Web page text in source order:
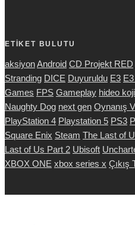
ETİKET BULUTU
aksiyonAndroid CD Projekt RED
Stranding DICE Duyuruldu E3
Games FPS Gameplay hideo
Naughty Dog next gen Oynanış
PlayStation 4 Playstation 5 PS3
Square Enix Steam The Last of
Last of Us Part 2 Ubisoft
XBOX ONE xbox series x Çıkış